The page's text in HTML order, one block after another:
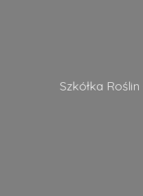
Szkółka Roślin